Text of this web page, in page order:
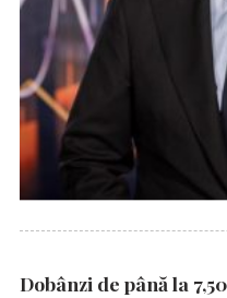
Dobânzi de până la